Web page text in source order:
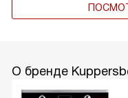
О бренде